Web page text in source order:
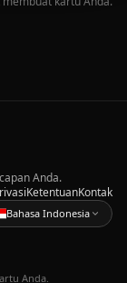
Anda.
KetentuanKontak
Bahasa Indonesia
Anda.